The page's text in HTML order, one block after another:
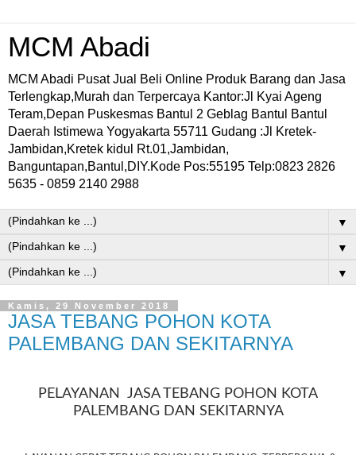
MCM Abadi
MCM Abadi Pusat Jual Beli Online Produk Barang dan Jasa
Terlengkap,Murah dan Terpercaya Kantor:Jl Kyai Ageng
Teram,Depan Puskesmas Bantul 2 Geblag Bantul Bantul
Daerah Istimewa Yogyakarta 55711 Gudang :Jl Kretek-
Jambidan,Kretek kidul Rt.01,Jambidan,
Banguntapan,Bantul,DIY.Kode Pos:55195 Telp:0823 2826
5635 - 0859 2140 2988
▼
▼
▼
Kamis, 29 November 2018
JASA TEBANG POHON KOTA
PALEMBANG DAN SEKITARNYA
PELAYANAN JASA TEBANG POHON KOTA
PALEMBANG DAN SEKITARNYA